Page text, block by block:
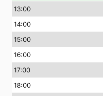
13:00
14:00
15:00
16:00
17:00
18:00